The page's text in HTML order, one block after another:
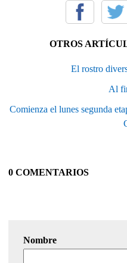
OTROS
El rostro
Al
Comienza el lunes segunda
0 COMENTARIOS
Nombre